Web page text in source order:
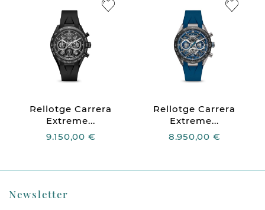
Rellotge Carrera
Extreme...
9.150,00 €
Rellotge Carrera
Extreme...
8.950,00 €
Newsletter